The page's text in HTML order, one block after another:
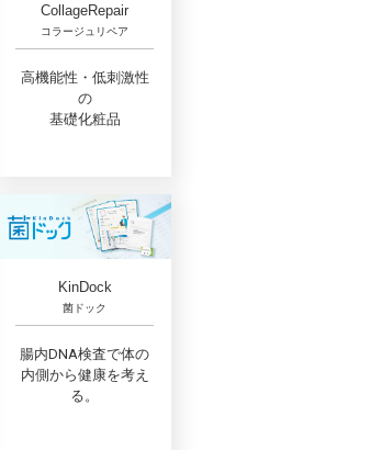
CollageRepair
コラージュリペア
高機能性・低刺激性
の
基礎化粧品
KinDock
菌ドック
腸内DNA検査で体の
内側から健康を考え
る。